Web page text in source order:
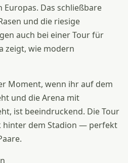
Das schließbare
und die riesige
auch bei einer Tour für
zeigt, wie modern
Moment, wenn ihr auf dem
und die Arena mit
ist beeindruckend. Die Tour
hinter dem Stadion — perfekt